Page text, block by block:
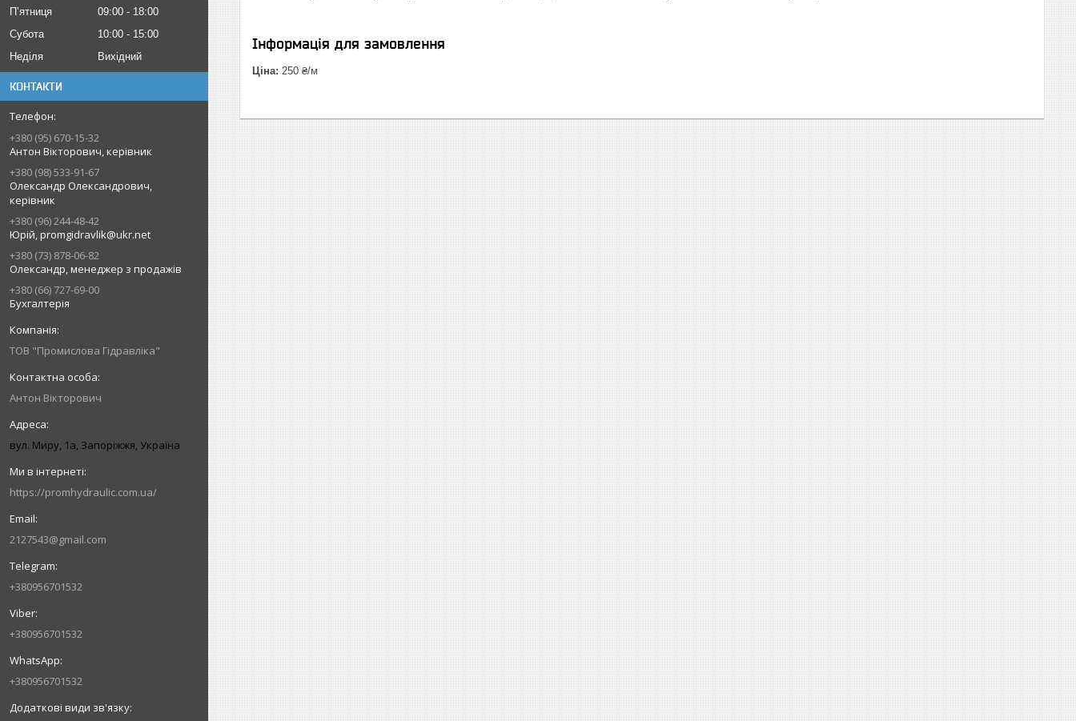
Пʼятниця
09:00
18:00
Субота
10:00
15:00
Неділя
Вихідний
КОНТАКТИ
+380 (95) 670-15-32
Антон Вікторович, керівник
+380 (98) 533-91-67
Олександр Олександрович,
керівник
+380 (96) 244-48-42
Юрій, promgidravlik@ukr.net
+380 (73) 878-06-82
Олександр, менеджер з продажів
+380 (66) 727-69-00
Бухгалтерія
ТОВ "Промислова Гідравліка"
Антон Вікторович
вул. Миру, 1а, Запоріжжя, Україна
https://promhydraulic.com.ua/
2127543@gmail.com
+380956701532
+380956701532
+380956701532
Інформація для замовлення
Ціна: 250 ₴/м